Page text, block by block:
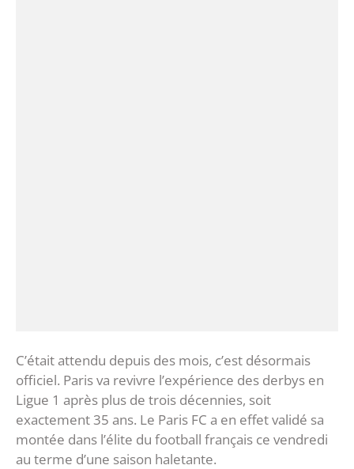
C’était attendu depuis des mois, c’est désormais
officiel. Paris va revivre l’expérience des derbys en
Ligue 1 après plus de trois décennies, soit
exactement 35 ans. Le Paris FC a en effet validé sa
montée dans l’élite du football français ce vendredi
au terme d’une saison haletante.